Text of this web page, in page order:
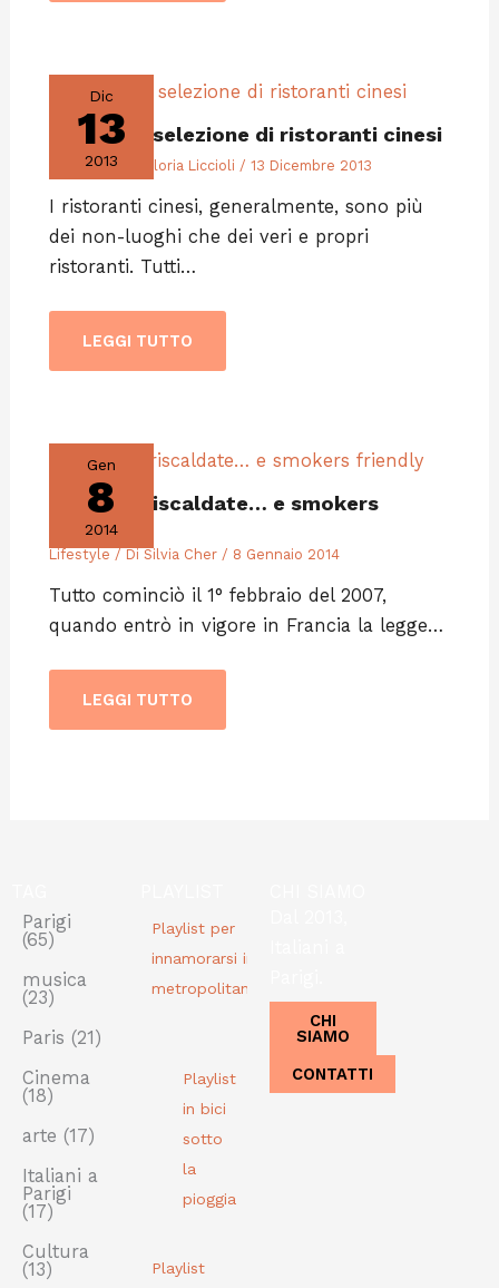
Dic
13
2013
La nostra selezione di ristoranti cinesi
Lifestyle/ Di Gloria Liccioli / 13 Dicembre 2013
I ristoranti cinesi, generalmente, sono più
dei non-luoghi che dei veri e propri
ristoranti. Tutti…
LEGGI TUTTO
Gen
8
2014
Terrazze riscaldate… e smokers
friendly
Lifestyle / Di Silvia Cher / 8 Gennaio 2014
Tutto cominciò il 1° febbraio del 2007,
quando entrò in vigore in Francia la legge…
LEGGI TUTTO
CHI
SIAMO
CONTATTI
Playlist per
innamorarsi in
metropolitana
Playlist
in bici
sotto
la
pioggia
Playlist
Parigi
(65)
musica
(23)
Paris(21)
Cinema
(18)
arte(17)
Italiani a
Parigi
(17)
Cultura
(13)